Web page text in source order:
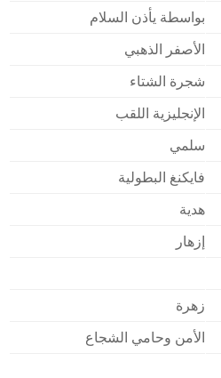
بواسطة يأذن السلام
الأصفر الذهبي
شجرة الشتاء
الإنجليزية اللقب
سلمي
فايكنغ البطولية
هدية
إزهار
زهرة
الأمن وحامي الشجاع